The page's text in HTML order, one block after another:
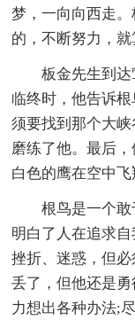
梦，一向向西走
的，不断努力，就
板金先生到达
临终时，他告诉
须要找到那个大
磨练了他。最后
白色的鹰在空中
根鸟是一个
明白了人在追求自
挫折、迷惑，但
丢了，但他还是
力想出各种办法;